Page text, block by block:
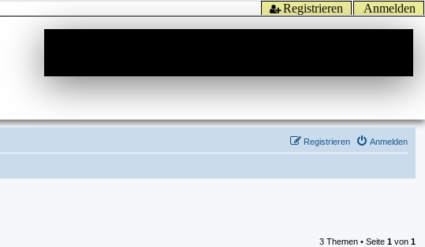
Anmelden
Registrieren
Anmelden
Registrieren
3 Themen • Seite 1 von 1